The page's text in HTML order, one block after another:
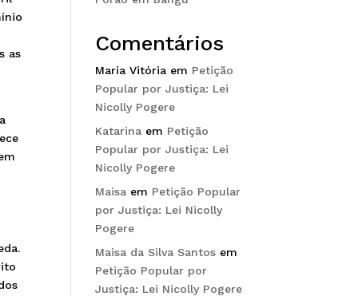
as
Comentários
Maria Vitória em Petição
Popular por Justiça: Lei
Nicolly Pogere
Katarina em Petição
Popular por Justiça: Lei
Nicolly Pogere
Maisa em Petição Popular
por Justiça: Lei Nicolly
Pogere
Maisa da Silva Santos em
Petição Popular por
Justiça: Lei Nicolly Pogere